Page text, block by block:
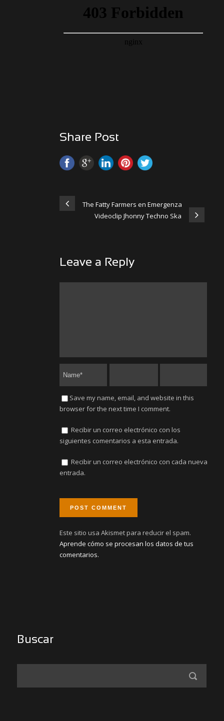
Share Post
The Fatty Farmers en Emergenza
Videoclip Jhonny Techno Ska
Leave a Reply
Save my name, email, and website in this
browser for the next time I comment.
Recibir un correo electrónico con los
siguientes comentarios a esta entrada.
Recibir un correo electrónico con cada nueva
entrada.
Este sitio usa Akismet para reducir el spam.
Aprende cómo se procesan los datos de tus
comentarios.
Buscar